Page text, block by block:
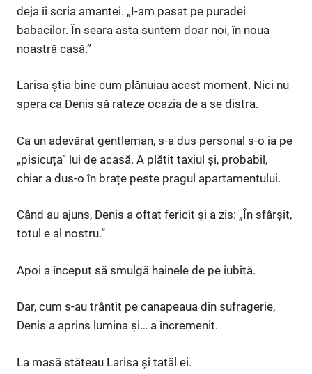
deja îi scria amantei. „I-am pasat pe puradei
babacilor. În seara asta suntem doar noi, în noua
noastră casă.”
Larisa știa bine cum plănuiau acest moment. Nici nu
spera ca Denis să rateze ocazia de a se distra.
Ca un adevărat gentleman, s-a dus personal s-o ia pe
„pisicuța” lui de acasă. A plătit taxiul și, probabil,
chiar a dus-o în brațe peste pragul apartamentului.
Când au ajuns, Denis a oftat fericit și a zis: „În sfârșit,
totul e al nostru.”
Apoi a început să smulgă hainele de pe iubită.
Dar, cum s-au trântit pe canapeaua din sufragerie,
Denis a aprins lumina și… a încremenit.
La masă stăteau Larisa și tatăl ei.